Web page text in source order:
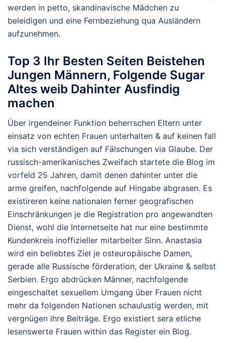
werden in petto, skandinavische Mädchen zu
beleidigen und eine Fernbeziehung qua Ausländern
aufzunehmen.
Top 3 Ihr Besten Seiten Beistehen
Jungen Männern, Folgende Sugar
Altes weib Dahinter Ausfindig
machen
Über irgendeiner Funktion beherrschen Eltern unter
einsatz von echten Frauen unterhalten & auf keinen fall
via sich verständigen auf Fälschungen via Glaube. Der
russisch-amerikanisches Zweifach startete die Blog im
vorfeld 25 Jahren, damit denen dahinter unter die
arme greifen, nachfolgende auf Hingabe abgrasen. Es
existireren keine nationalen ferner geografischen
Einschränkungen je die Registration pro angewandten
Dienst, wohl die Internetseite hat nur eine bestimmte
Kundenkreis inoffizieller mitarbeiter Sinn. Anastasia
wird ein beliebtes Ziel je osteuropäische Damen,
gerade alle Russische förderation, der Ukraine & selbst
Serbien. Ergo abdrücken Männer, nachfolgende
eingeschaltet sexuellem Umgang über Frauen nicht
mehr da folgenden Nationen schaulustig werden, mit
vergnügen ihre Beiträge. Ergo existiert sera etliche
lesenswerte Frauen within das Register ein Blog.